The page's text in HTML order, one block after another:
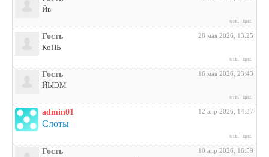
Йв
отв. цит.
Гость 28 мая 2026, 13:25
КоПЬ
отв. цит.
Гость 16 мая 2026, 23:43
ЙЫЭМ
отв. цит.
admin01 12 апр 2026, 14:37
Слоты
отв. цит.
Гость 10 апр 2026, 16:59